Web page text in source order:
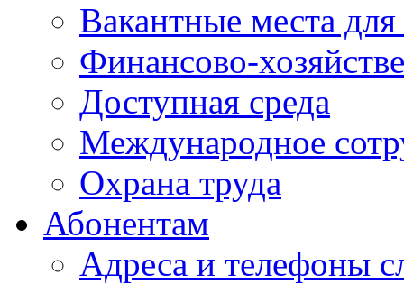
Вакантные места
Финансово-
Доступная среда
Международное
Охрана труда
Абонентам
Адреса и телефоны